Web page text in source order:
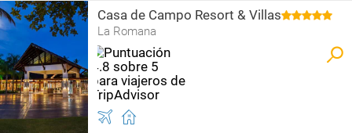
Casa de Campo Resort & Villas
La Romana